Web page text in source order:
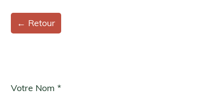
← Retour
Votre Nom *